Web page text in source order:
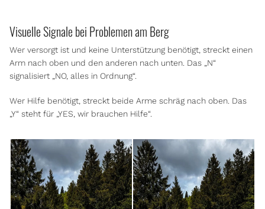
Visuelle Signale bei Problemen am Berg
Wer versorgt ist und keine Unterstützung benötigt, streckt einen
Arm nach oben und den anderen nach unten. Das „N“
signalisiert „NO, alles in Ordnung“.
Wer Hilfe benötigt, streckt beide Arme schräg nach oben. Das
„Y“ steht für „YES, wir brauchen Hilfe“.